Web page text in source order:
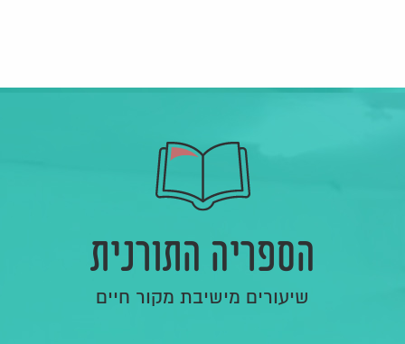
הספריה התורנית
שיעורים מישיבת מקור חיים